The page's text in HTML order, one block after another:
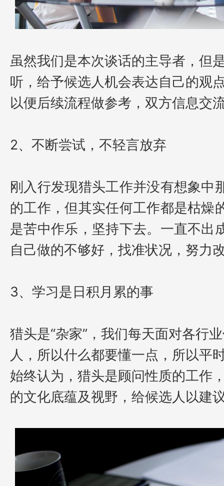
虽然我们是本次谈话的主导者，但
听，给予候选人机会表达自己的观
以便后续流程做参考，双方信息交
2、 不断尝试，不轻言放弃
刚入行发现猎头工作并没有想象中
的工作，但其实任何工作都是枯燥
是苦中作乐，坚持下去。一直不出
自己做的不够好，找准状况，努力
3、学习是日积月累的事
猎头是“杂家”，我们每天面对各行
人，所以什么都要懂一点，所以平
始终认为，猎头是顾问性质的工作
的文化底蕴及视野，给候选人以建